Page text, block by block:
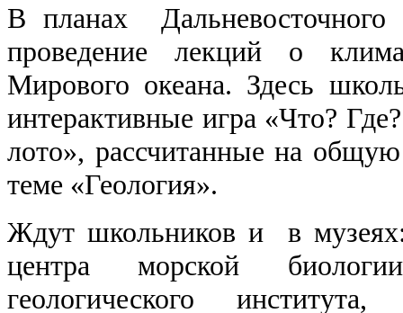
В планах Дальневосточного
проведение лекций о
Мирового океана. Здесь
интерактивные игра «Что?
лото», рассчитанные на
теме «Геология».
Ждут школьников и в музеях:
центра морской
геологического